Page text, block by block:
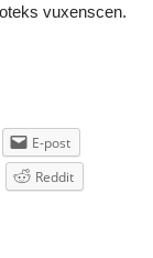
vuxenscen.
E-post
Reddit